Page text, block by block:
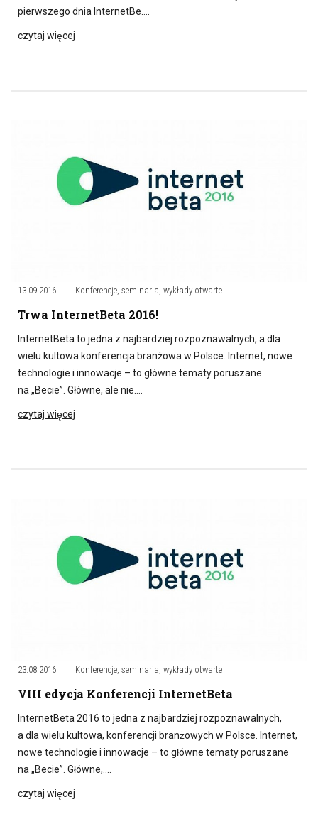
pierwszego dnia InternetBe….
czytaj więcej
13.09.2016 Konferencje, seminaria, wykłady otwarte
Trwa InternetBeta 2016!
InternetBeta to jedna z najbardziej rozpoznawalnych, a dla
wielu kultowa konferencja branżowa w Polsce. Internet, nowe
technologie i innowacje – to główne tematy poruszane
na „Becie”. Główne, ale nie….
czytaj więcej
23.08.2016 Konferencje, seminaria, wykłady otwarte
VIII edycja Konferencji InternetBeta
InternetBeta 2016 to jedna z najbardziej rozpoznawalnych,
a dla wielu kultowa, konferencji branżowych w Polsce. Internet,
nowe technologie i innowacje – to główne tematy poruszane
na „Becie”. Główne,….
czytaj więcej